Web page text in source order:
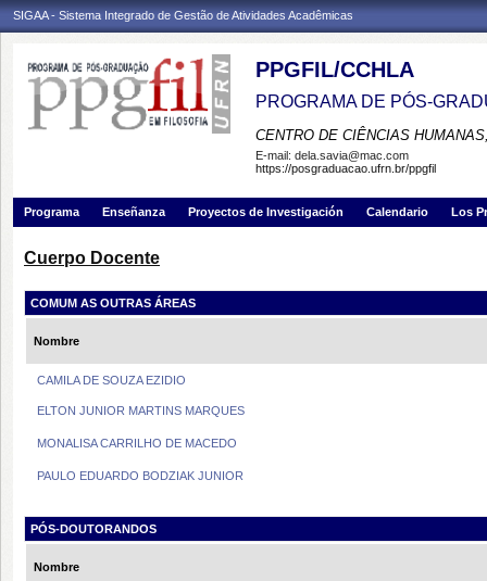
SIGAA - Sistema Integrado de Gestão de Atividades Acadêmicas
PPGFIL/CCHLA
PROGRAMA DE PÓS-
CENTRO DE CIÊNCIAS
E-mail: dela.savia@mac.com
https://posgraduacao.ufrn.br/ppgfil
Programa Enseñanza Proyectos de Investigación Calendario Los
Cuerpo Docente
COMUM AS OUTRAS ÁREAS
Nombre
CAMILA DE SOUZA EZIDIO
ELTON JUNIOR MARTINS MARQUES
MONALISA CARRILHO DE MACEDO
PAULO EDUARDO BODZIAK JUNIOR
PÓS-DOUTORANDOS
Nombre